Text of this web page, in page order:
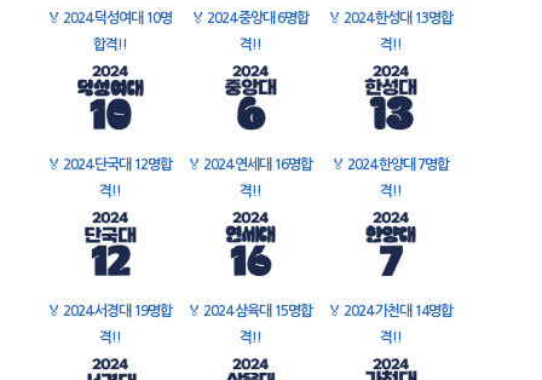
🏅 2024 덕성여대 10명
합격!!
🏅 2024 중앙대 6명합
격!!
🏅 2024 한성대 13명합
격!!
🏅 2024 단국대 12명합
격!!
🏅 2024 연세대 16명합
격!!
🏅 2024 한양대 7명합
격!!
🏅 2024 서경대 19명합
격!!
🏅 2024 삼육대 15명합
격!!
🏅 2024 가천대 14명합
격!!